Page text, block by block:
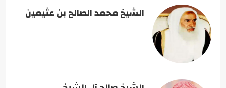
الشيخ محمد الصالح بن عثيمين